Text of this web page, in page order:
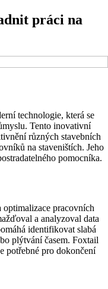
práci na
technologie, která se
Tento inovativní
různých stavebních
na staveništích. Jeho
pomocníka.
pracovních
a analyzoval data
identifikovat slabá
plýtvání časem. Foxtail
potřebné pro dokončení